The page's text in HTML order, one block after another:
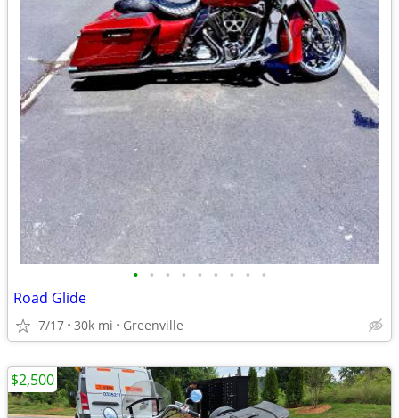
• • • • • • • • •
Road Glide
7/17 30k mi Greenville
$2,500